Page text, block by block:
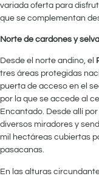
variada oferta para
que se complementan
Norte de cardones y selva
Desde el norte andino, el
tres áreas protegidas
puerta de acceso en el
por la que se accede al
Encantado. Desde allí
diversos miradores y
mil hectáreas cubiertas
pasacanas.
En las alturas